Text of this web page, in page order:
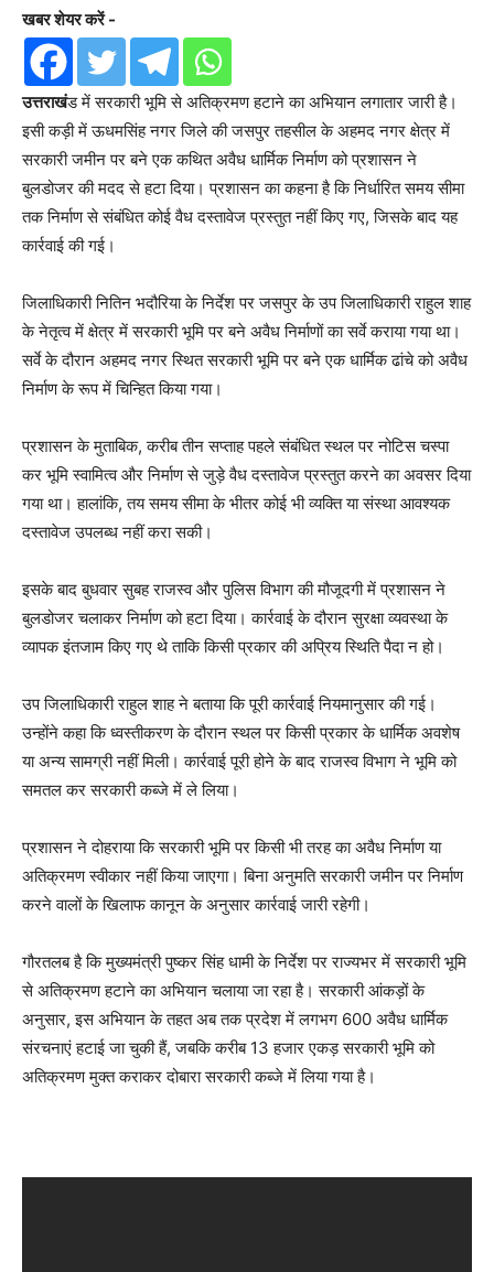
खबर शेयर करें -
उत्तराखंड में सरकारी भूमि से अतिक्रमण हटाने का अभियान लगातार जारी है।
इसी कड़ी में ऊधमसिंह नगर जिले की जसपुर तहसील के अहमद नगर क्षेत्र में
सरकारी जमीन पर बने एक कथित अवैध धार्मिक निर्माण को प्रशासन ने
बुलडोजर की मदद से हटा दिया। प्रशासन का कहना है कि निर्धारित समय सीमा
तक निर्माण से संबंधित कोई वैध दस्तावेज प्रस्तुत नहीं किए गए, जिसके बाद यह
कार्रवाई की गई।
जिलाधिकारी नितिन भदौरिया के निर्देश पर जसपुर के उप जिलाधिकारी राहुल शाह
के नेतृत्व में क्षेत्र में सरकारी भूमि पर बने अवैध निर्माणों का सर्वे कराया गया था।
सर्वे के दौरान अहमद नगर स्थित सरकारी भूमि पर बने एक धार्मिक ढांचे को अवैध
निर्माण के रूप में चिन्हित किया गया।
प्रशासन के मुताबिक, करीब तीन सप्ताह पहले संबंधित स्थल पर नोटिस चस्पा
कर भूमि स्वामित्व और निर्माण से जुड़े वैध दस्तावेज प्रस्तुत करने का अवसर दिया
गया था। हालांकि, तय समय सीमा के भीतर कोई भी व्यक्ति या संस्था आवश्यक
दस्तावेज उपलब्ध नहीं करा सकी।
इसके बाद बुधवार सुबह राजस्व और पुलिस विभाग की मौजूदगी में प्रशासन ने
बुलडोजर चलाकर निर्माण को हटा दिया। कार्रवाई के दौरान सुरक्षा व्यवस्था के
व्यापक इंतजाम किए गए थे ताकि किसी प्रकार की अप्रिय स्थिति पैदा न हो।
उप जिलाधिकारी राहुल शाह ने बताया कि पूरी कार्रवाई नियमानुसार की गई।
उन्होंने कहा कि ध्वस्तीकरण के दौरान स्थल पर किसी प्रकार के धार्मिक अवशेष
या अन्य सामग्री नहीं मिली। कार्रवाई पूरी होने के बाद राजस्व विभाग ने भूमि को
समतल कर सरकारी कब्जे में ले लिया।
प्रशासन ने दोहराया कि सरकारी भूमि पर किसी भी तरह का अवैध निर्माण या
अतिक्रमण स्वीकार नहीं किया जाएगा। बिना अनुमति सरकारी जमीन पर निर्माण
करने वालों के खिलाफ कानून के अनुसार कार्रवाई जारी रहेगी।
गौरतलब है कि मुख्यमंत्री पुष्कर सिंह धामी के निर्देश पर राज्यभर में सरकारी भूमि
से अतिक्रमण हटाने का अभियान चलाया जा रहा है। सरकारी आंकड़ों के
अनुसार, इस अभियान के तहत अब तक प्रदेश में लगभग 600 अवैध धार्मिक
संरचनाएं हटाई जा चुकी हैं, जबकि करीब 13 हजार एकड़ सरकारी भूमि को
अतिक्रमण मुक्त कराकर दोबारा सरकारी कब्जे में लिया गया है।